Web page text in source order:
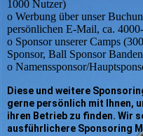
1000 Nutzer)
o Werbung über unser
persönlichen E-Mail, ca.
o Sponsor unserer Camps
Sponsor, Ball Sponsor
o Namenssponsor/
Diese und weitere
gerne persönlich mit Ihnen,
ihren Betrieb zu finden. Wir
ausführlichere Sponsoring